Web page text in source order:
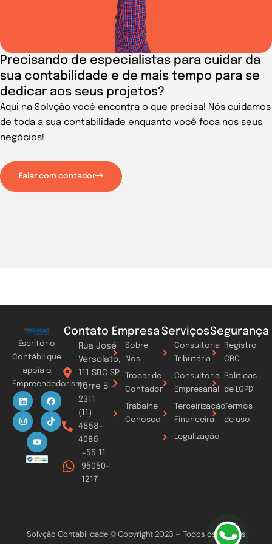
Precisando de especialistas para cuidar da
sua contabilidade e de mais tempo para se
dedicar aos seus projetos?
Aqui na Solvção você encontra o que precisa! Nós cuidamos
de toda a sua contabilidade enquanto você foca nos seus
negócios!
Falar com contador
Escritório
Contábil que
apoia o
Empreendedorismo
L
i
n
k
e
d
n
F
a
c
e
b
I
n
s
t
a
a
m
T
i
k
t
o
o
b
e
Contato
Rua José
Versolato,
111 SBC SP
Torre B -
2311
(11)
4858-
4085
+55 11
95050-
1217
Empresa
Sobre
Nós
Trocar de
Contador
Trabalhe
Conosco
Serviços
Consultoria
Tributária
Consultoria
Empresarial
Terceirização
Financeira
Legalização
Segurança
Registro
CRC
Políticas
de LGPD
Termos
de uso
Solvção Contabilidade © Copyright 2023 – Todos os direitos